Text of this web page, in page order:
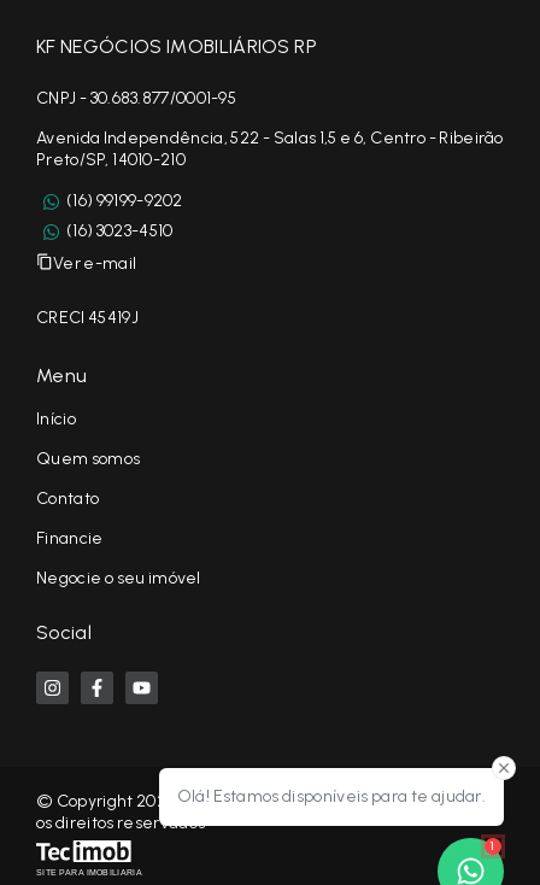
Olá! Estamos disponíveis para te ajudar.
1
KF NEGÓCIOS IMOBILIÁRIOS RP
CNPJ - 30.683.877/0001-95
Avenida Independência, 522 - Salas 1,5 e 6, Centro - Ribeirão
Preto/SP, 14010-210
(16) 99199-9202
(16) 3023-4510
Ver e-mail
CRECI 45419J
Menu
Início
Quem somos
Contato
Financie
Negocie o seu imóvel
Social
© Copyright 2026 - KF NEGÓCIOS IMOBILIÁRIOS RP - Todos
os direitos reservados
SITE PARA IMOBILIARIA